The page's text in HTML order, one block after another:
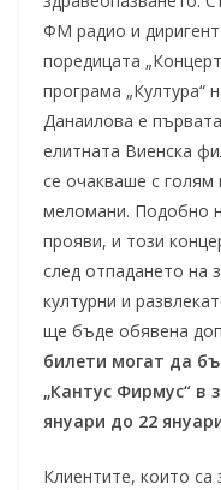
ФМ радио и
поредицата
програма „Култура“
Данаилова е
елитната Виенска
се очакваше с голям
меломани. Подобно
прояви, и този
след отпадането на
културни и
ще бъде обявена
билети могат да
„Кантус Фирмус“ в
януари до 22
Клиентите, които са